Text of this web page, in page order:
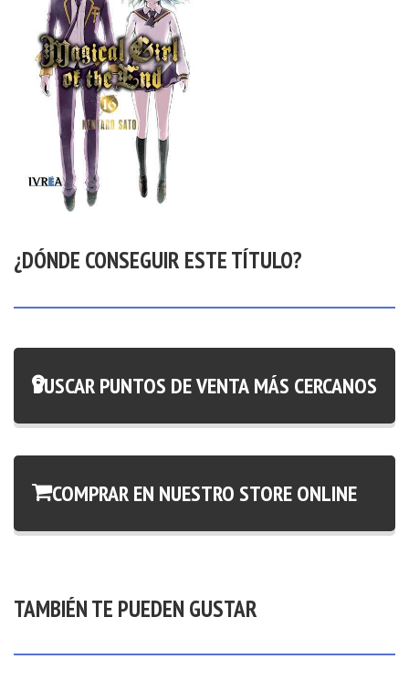
¿DÓNDE CONSEGUIR ESTE TÍTULO?
BUSCAR PUNTOS DE VENTA MÁS CERCANOS
COMPRAR EN NUESTRO STORE ONLINE
TAMBIÉN TE PUEDEN GUSTAR